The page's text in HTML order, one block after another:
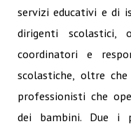
servizi educativi e di
dirigenti scolastici,
coordinatori e
scolastiche, oltre
professionisti che
dei bambini. Due i